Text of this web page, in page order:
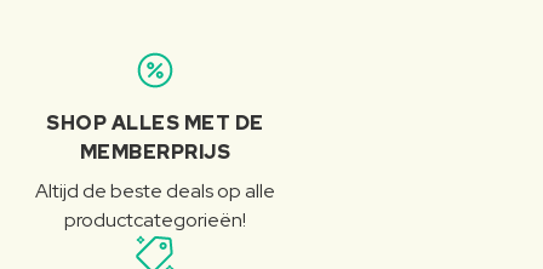
SHOP ALLES MET DE
MEMBERPRIJS
Altijd de beste deals op alle
productcategorieën!